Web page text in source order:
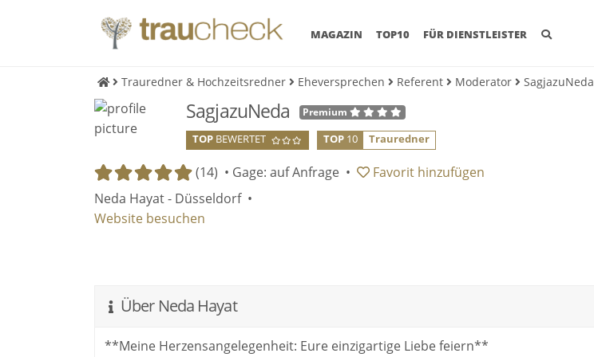
MAGAZIN (CURRENT)
TOP10 FÜR DIENSTLEISTER
Trauredner & Hochzeitsredner Eheversprechen Referent Moderator SagjazuNeda
SagjazuNeda
Premium
TOP BEWERTET TOP 10 Trauredner
(14) • Gage: auf Anfrage • Favorit hinzufügen
Neda Hayat - Düsseldorf •
Website besuchen
Über Neda Hayat
**Meine Herzensangelegenheit: Eure einzigartige Liebe feiern**